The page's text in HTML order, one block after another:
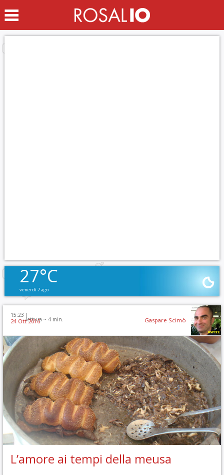
27°C
venerdì 7 ago
15:23 |
lettura ~ 4 min.
24 Ott 2016 Gaspare Scimò
L’amore ai tempi della meusa